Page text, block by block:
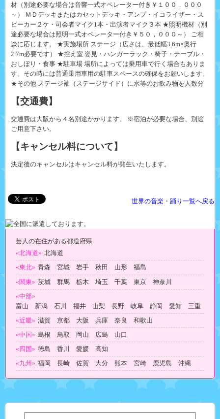
材（別途必要な場合は音響一式オペレーター付き￥１００，０００
～） ＭＤデッキまたはカセットデッキ・アンプ・イコライザー・ス
ピーカー２ケ・司会者マイク1本・出演者マイク３本 ★照明機材（別
途必要な場合は照明一式オペレーター付き￥５０，０００～） ご相
談に応じます。 ★実施場所 ステージ（広さは、最低幅3.6m×奥行
2.7m必要です） ★控え室 姿見・ハンガーラック・椅子・テーブル・
おしぼり・食事 ★駐車場 場所によっては乗用車で行く場合もありま
す。その時には普通乗用車用の駐車スペースの確保をお願いします。
★その他 ステージ袖（ステージサイド）に水等のお飲み物を人数分
【交通費】
交通費は大阪から４名別途かかります。 ※宿泊が必要な場合、別途
ご用意下さい。
【キャンセル料について】
決定後のキャンセルはキャンセル料が発生いたします。
世界の音楽・踊り一覧へ戻る
芸人の在住がある都道府県
«北海道» 北海道
«東北» 青森 宮城 岩手 秋田 山形 福島
«関東» 茨城 群馬 栃木 埼玉 千葉 東京 神奈川
«中部»
富山 新潟 石川 福井 山梨 長野 岐阜 静岡 愛知 三重
«近畿» 滋賀 京都 大阪 兵庫 奈良 和歌山
«中国» 島根 鳥取 岡山 広島 山口
«四国» 徳島 香川 愛媛 高知
«九州» 福岡 長崎 佐賀 大分 熊本 宮崎 鹿児島 沖縄